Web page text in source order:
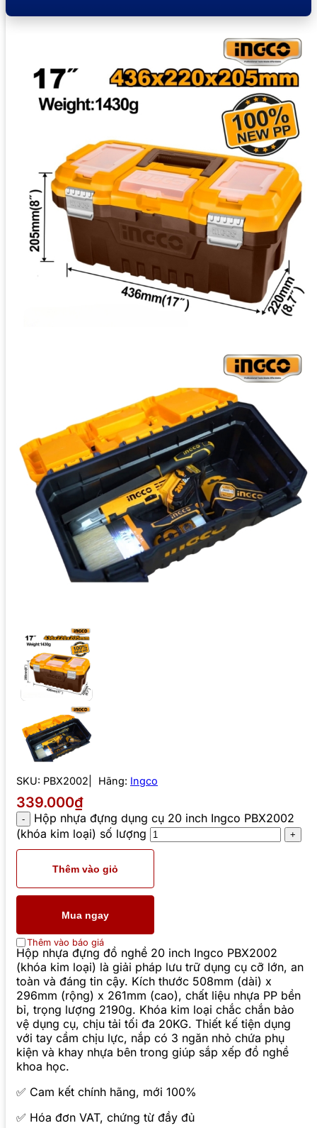
SKU: PBX2002 Hãng: Ingco
339.000₫
Hộp nhựa đựng dụng cụ 20 inch Ingco PBX2002
(khóa kim loại) số lượng
Thêm vào giỏ
Mua ngay
Thêm vào báo giá
Hộp nhựa đựng đồ nghề 20 inch Ingco PBX2002
(khóa kim loại) là giải pháp lưu trữ dụng cụ cỡ lớn, an
toàn và đáng tin cậy. Kích thước 508mm (dài) x
296mm (rộng) x 261mm (cao), chất liệu nhựa PP bền
bỉ, trọng lượng 2190g. Khóa kim loại chắc chắn bảo
vệ dụng cụ, chịu tải tối đa 20KG. Thiết kế tiện dụng
với tay cầm chịu lực, nắp có 3 ngăn nhỏ chứa phụ
kiện và khay nhựa bên trong giúp sắp xếp đồ nghề
khoa học.
✅ Cam kết chính hãng, mới 100%
✅ Hóa đơn VAT, chứng từ đầy đủ